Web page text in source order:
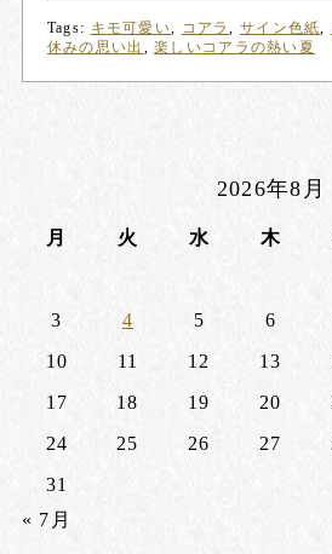
Tags: キモ可愛い, コアラ, サイン色紙,
休みの思い出 ,楽しいコアラの熱い夏
2026年8月
月 火 水 木
3
4 5 6
10
11 12 13
17
18 19 20
24
25 26 27
31
« 7月